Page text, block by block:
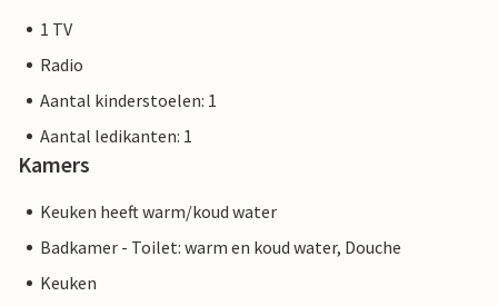
1 TV
Radio
Aantal kinderstoelen: 1
Aantal ledikanten: 1
Kamers
Keuken heeft warm/koud water
Badkamer - Toilet: warm en koud water, Douche
Keuken